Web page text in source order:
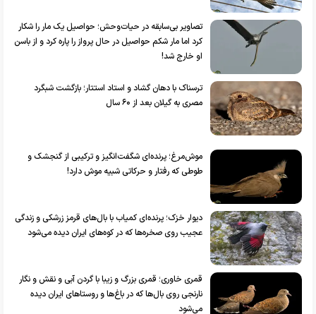
تصاویر بی‌سابقه در حیات‌وحش؛ حواصیل یک مار را شکار
کرد اما مار شکم حواصیل در حال پرواز را پاره کرد و از باسن
او خارج شد!
ترسناک با دهان گشاد و استاد استتار؛ بازگشت شبگرد
مصری به گیلان بعد از ۶۰ سال
موش‌مرغ؛ پرنده‌ای شگفت‌انگیز و ترکیبی از گنجشک و
طوطی که رفتار و حرکاتی شبیه موش دارد!
دیوار خزک؛ پرنده‌ای کمیاب با بال‌های قرمز زرشکی و زندگی
عجیب روی صخره‌ها که در کوه‌های ایران دیده می‌شود
قمری خاوری؛ قمری بزرگ و زیبا با گردن آبی و نقش و نگار
نارنجی روی بال‌ها که در باغ‌ها و روستا‌های ایران دیده
می‌شود